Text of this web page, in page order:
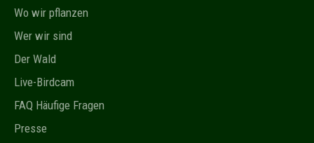
Wo wir pflanzen
Wer wir sind
Der Wald
Live-Birdcam
FAQ Häufige Fragen
Presse